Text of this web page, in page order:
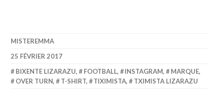
MISTEREMMA
25 FÉVRIER 2017
BIXENTE LIZARAZU, FOOTBALL, INSTAGRAM, MARQUE,
OVER TURN, T-SHIRT, TIXIMISTA, TXIMISTA LIZARAZU